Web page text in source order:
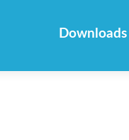
Downloads